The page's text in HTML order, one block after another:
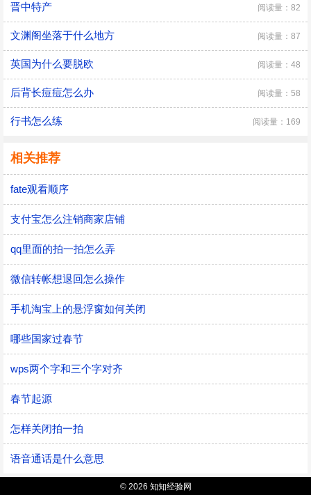
晋中特产 阅读量：82
文渊阁坐落于什么地方 阅读量：87
英国为什么要脱欧 阅读量：48
后背长痘痘怎么办 阅读量：58
行书怎么练 阅读量：169
相关推荐
fate观看顺序
支付宝怎么注销商家店铺
qq里面的拍一拍怎么弄
微信转帐想退回怎么操作
手机淘宝上的悬浮窗如何关闭
哪些国家过春节
wps两个字和三个字对齐
春节起源
怎样关闭拍一拍
语音通话是什么意思
© 2026 知知经验网